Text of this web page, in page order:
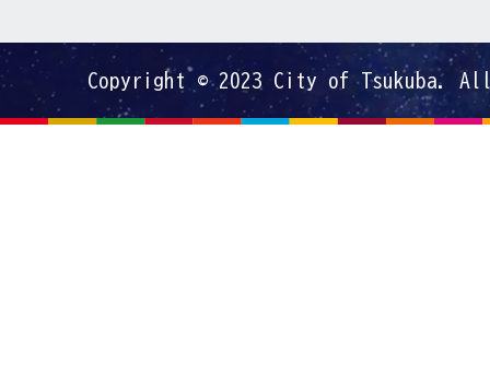
Copyright © 2023 City of Tsukuba.